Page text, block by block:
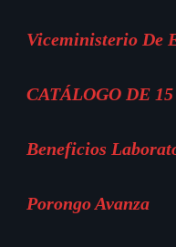
Viceministerio De
CATÁLOGO DE
Beneficios
Porongo Avanza